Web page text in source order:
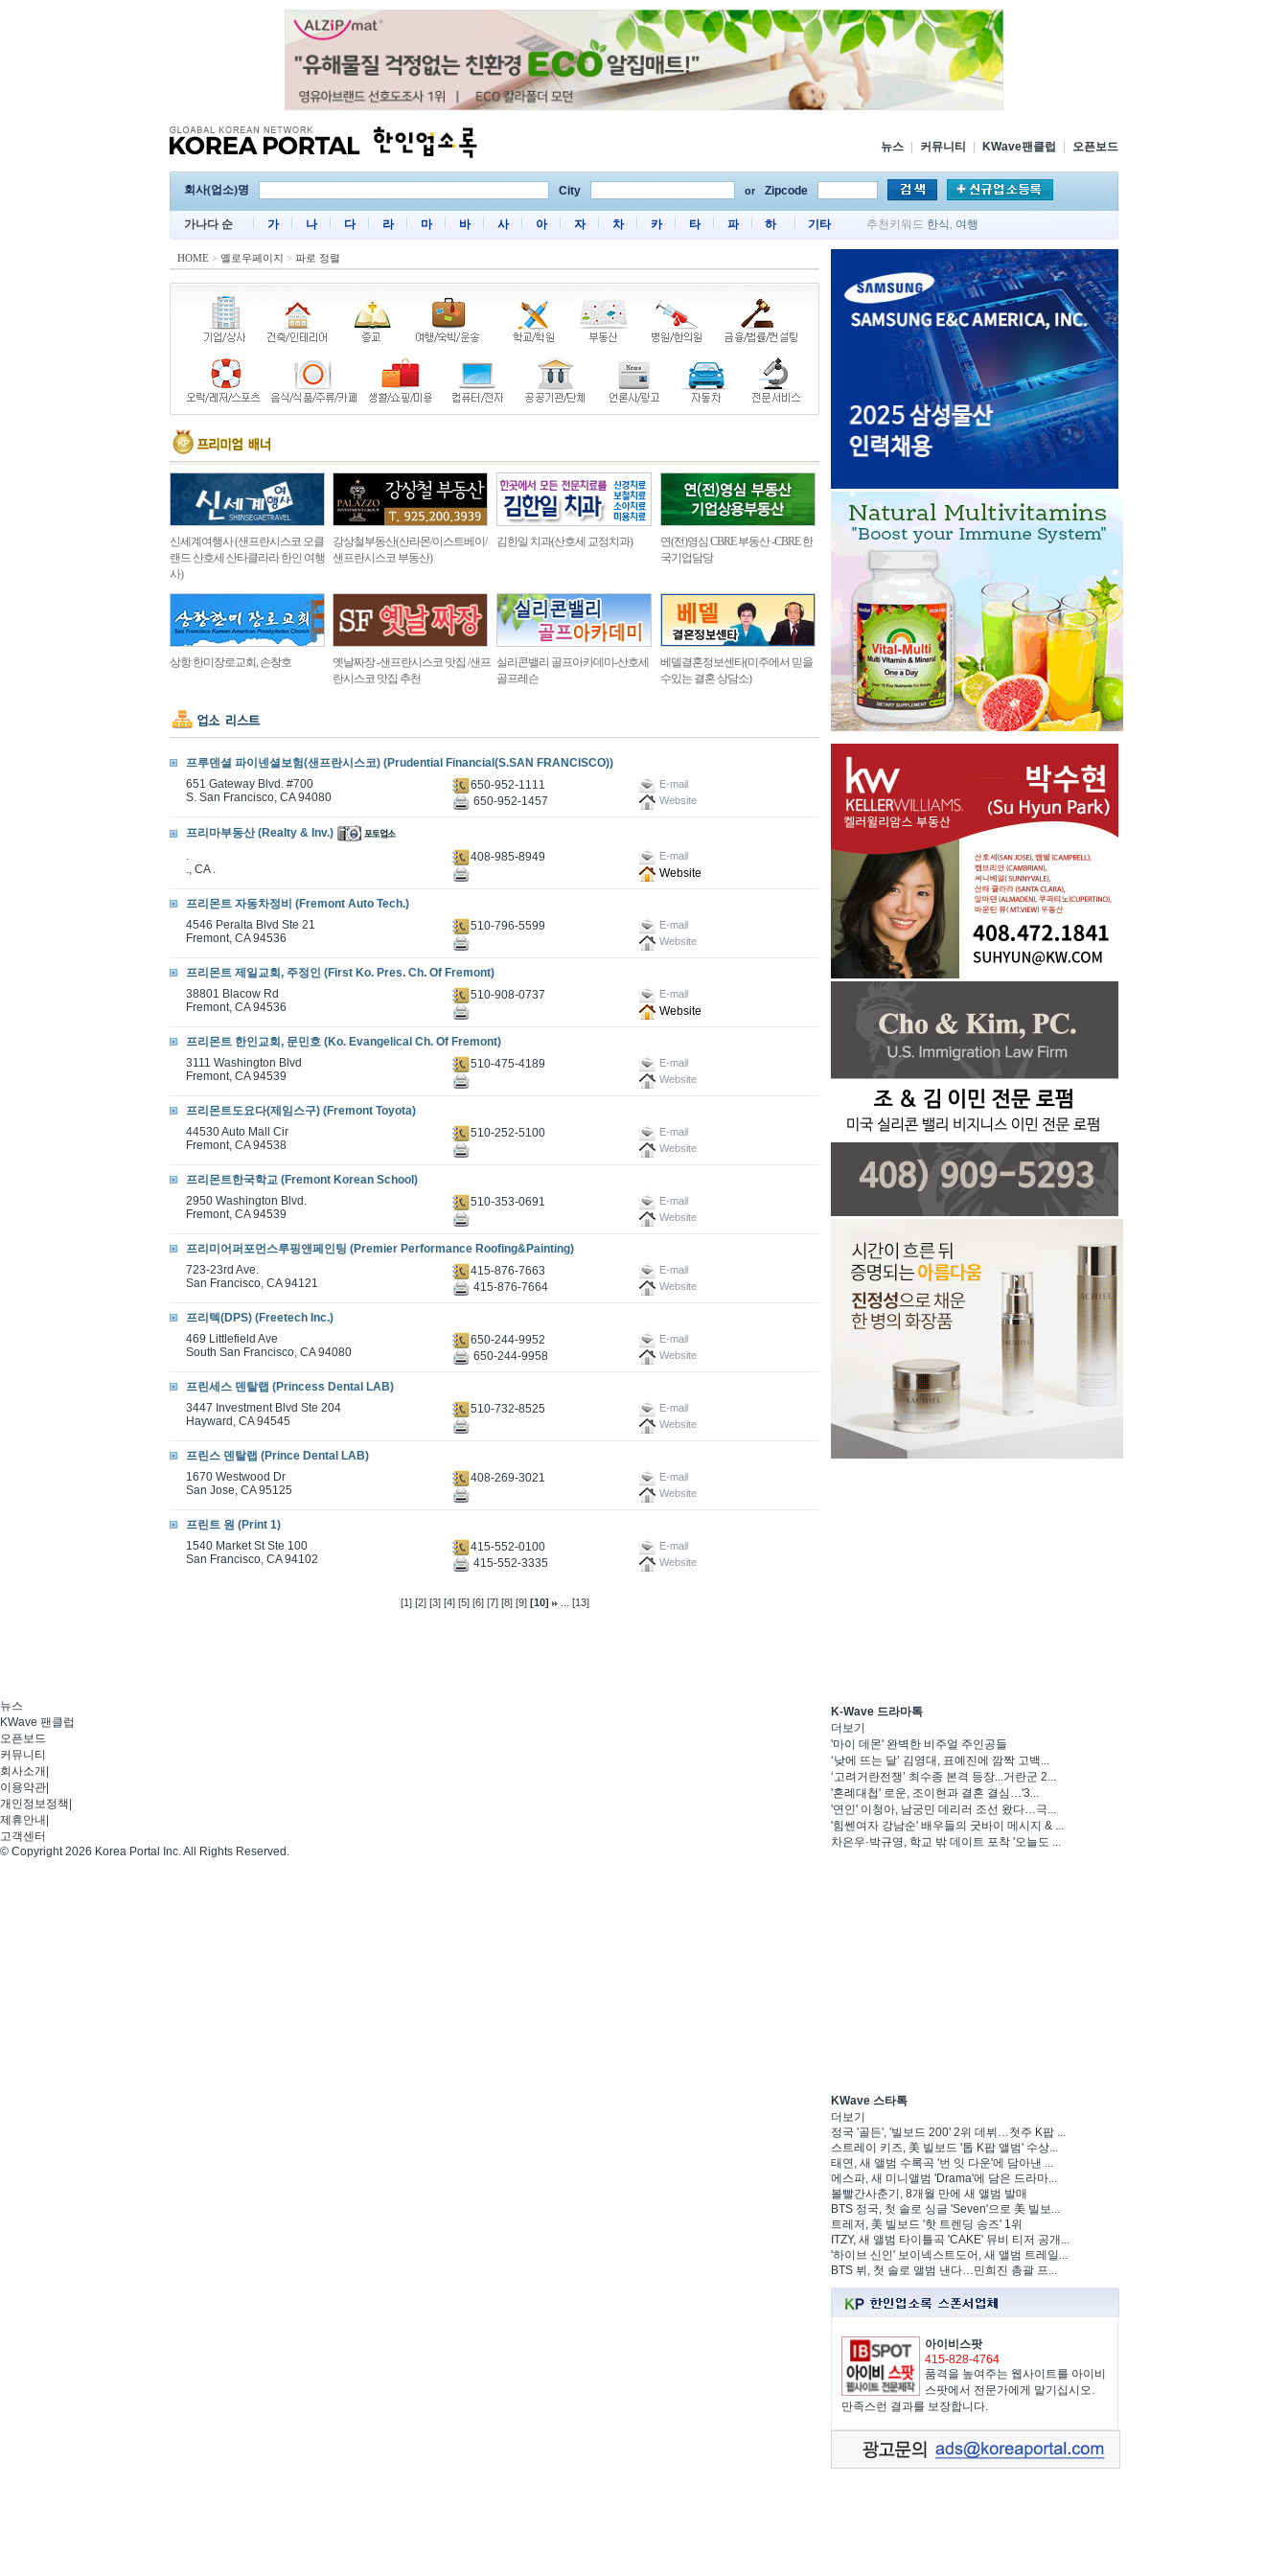
뉴스 커뮤니티 KWave팬클럽 오픈보드
회사(업소)명 City or Zipcode
가나다 순 가 나 다 라 마 바 사 아 자 차 카 타 파 하 기타 추천키워드 한식 , 여행
HOME > 옐로우페이지 > 파로 정렬
신세계여행사 (샌프란시스코 오클
랜드 산호세 산타클라라 한인 여행
사)
강상철부동산(산라몬/이스트베이/
샌프란시스코 부동산)
김한일 치과(산호세 교정치과)
연(전)영심 CBRE 부동산 -CBRE 한
국기업담당
상항 한미장로교회, 손창호
옛날짜장 -샌프란시스코 맛집 /샌프
란시스코 맛집 추천
실리콘밸리 골프아카데미-산호세
골프레슨
베델결혼정보센타(미주에서 믿을
수있는 결혼 상담소)
프루덴셜 파이넨셜보험(샌프란시스코) (Prudential Financial(S.SAN FRANCISCO))
651 Gateway Blvd. #700
S. San Francisco, CA 94080
650-952-1111 E-mail
650-952-1457 Website
프리마부동산 (Realty & Inv.)
.
., CA .
408-985-8949 E-mail
Website
프리몬트 자동차정비 (Fremont Auto Tech.)
4546 Peralta Blvd Ste 21
Fremont, CA 94536
510-796-5599
E-mail
Website
프리몬트 제일교회, 주정인 (First Ko. Pres. Ch. Of Fremont)
38801 Blacow Rd
Fremont, CA 94536
510-908-0737 E-mail
Website
프리몬트 한인교회, 문민호 (Ko. Evangelical Ch. Of Fremont)
3111 Washington Blvd
Fremont, CA 94539
510-475-4189
E-mail
Website
프리몬트도요다(제임스구) (Fremont Toyota)
44530 Auto Mall Cir
Fremont, CA 94538
510-252-5100
E-mail
Website
프리몬트한국학교 (Fremont Korean School)
2950 Washington Blvd.
Fremont, CA 94539
510-353-0691
E-mail
Website
프리미어퍼포먼스루핑앤페인팅 (Premier Performance Roofing&Painting)
723-23rd Ave.
San Francisco, CA 94121
415-876-7663 E-mail
415-876-7664 Website
프리텍(DPS) (Freetech Inc.)
469 Littlefield Ave
South San Francisco, CA 94080
650-244-9952 E-mail
650-244-9958 Website
프린세스 덴탈랩 (Princess Dental LAB)
3447 Investment Blvd Ste 204
Hayward, CA 94545
510-732-8525
E-mail
Website
프린스 덴탈랩 (Prince Dental LAB)
1670 Westwood Dr
San Jose, CA 95125
408-269-3021
E-mail
Website
프린트 원 (Print 1)
1540 Market St Ste 100
San Francisco, CA 94102
415-552-0100 E-mail
415-552-3335 Website
[1] [2] [3] [4] [5] [6] [7] [8] [9] [10] ... [13]
K-Wave 드라마톡
더보기
'마이 데몬' 완벽한 비주얼 주인공들
‘낮에 뜨는 달’ 김영대, 표예진에 깜짝 고백...
‘고려거란전쟁’ 최수종 본격 등장...거란군 2...
'혼례대첩' 로운, 조이현과 결혼 결심…'3...
'연인' 이청아, 남궁민 데리러 조선 왔다…극...
'힘쎈여자 강남순' 배우들의 굿바이 메시지 & ...
차은우·박규영, 학교 밖 데이트 포착 '오늘도 ...
KWave 스타톡
더보기
정국 '골든', '빌보드 200' 2위 데뷔…첫주 K팝 ...
스트레이 키즈, 美 빌보드 '톱 K팝 앨범' 수상...
태연, 새 앨범 수록곡 '번 잇 다운'에 담아낸 ...
에스파, 새 미니앨범 'Drama'에 담은 드라마...
볼빨간사춘기, 8개월 만에 새 앨범 발매
BTS 정국, 첫 솔로 싱글 'Seven'으로 美 빌보...
트레저, 美 빌보드 '핫 트렌딩 송즈' 1위
ITZY, 새 앨범 타이틀곡 'CAKE' 뮤비 티저 공개...
'하이브 신인' 보이넥스트도어, 새 앨범 트레일...
BTS 뷔, 첫 솔로 앨범 낸다…민희진 총괄 프...
아이비스팟
415-828-4764
품격을 높여주는 웹사이트를 아이비
스팟에서 전문가에게 맡기십시오.
만족스런 결과를 보장합니다.
뉴스
KWave 팬클럽
오픈보드
커뮤니티
회사소개
이용약관
개인정보정책
제휴안내
고객센터
© Copyright 2026 Korea Portal Inc. All Rights Reserved.